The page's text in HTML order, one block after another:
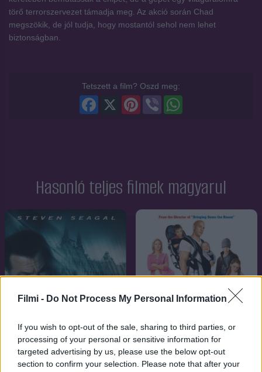
Filmi - Do Not Process My Personal Information
If you wish to opt-out of the sale, sharing to third parties, or
processing of your personal or sensitive information for
targeted advertising by us, please use the below opt-out
section to confirm your selection. Please note that after your
törő terrorszervezet támadja meg. Az akció során Chad
megszökik, de jól tudja, hogy mostantól sehol nem lehet
biztonságban.
Tetszett a film? Oszd meg:
Viber
Pinterest
Facebook
Hasonló teljes filmek magyarul